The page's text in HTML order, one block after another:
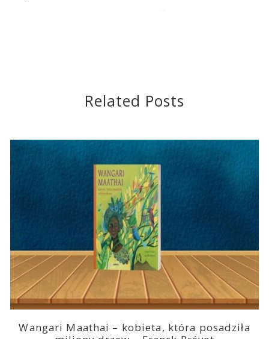
Related Posts
Wangari Maathai – kobieta, która posadziła